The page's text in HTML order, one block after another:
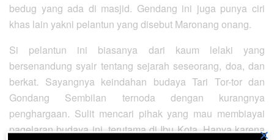
bedug yang ada di masjid. Gendang ini juga punya ciri
khas lain yakni pelantun yang disebut Maronang onang.
Si pelantun ini biasanya dari kaum lelaki yang
bersenandung syair tentang sejarah seseorang, doa, dan
berkat. Sayangnya keindahan budaya Tari Tor-tor dan
Gondang Sembilan ternoda dengan kurangnya
penghargaan. Sulit mencari pihak yang mau membiayai
pagelaran budaya ini, terutama di Ibu Kota. Hanya karena
×